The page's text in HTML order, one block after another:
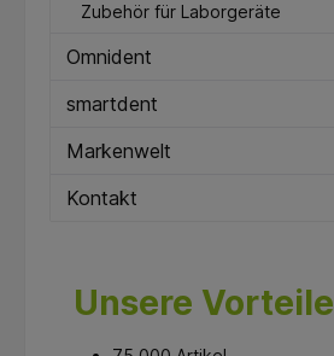
Zubehör für Laborgeräte
Omnident
smartdent
Markenwelt
Kontakt
Unsere Vorteile